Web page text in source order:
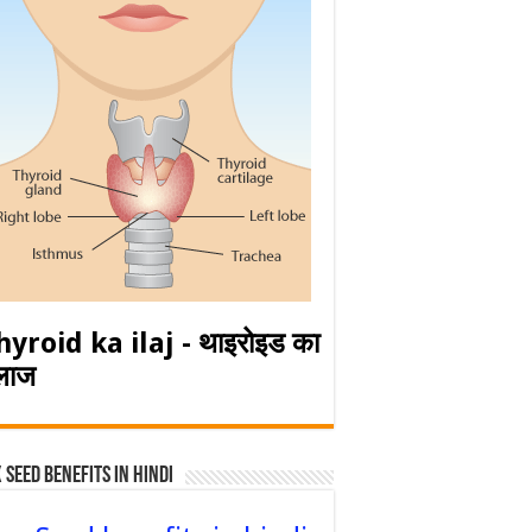
ka ilaj - थाइरोइड का
Seed Benefits in hindi